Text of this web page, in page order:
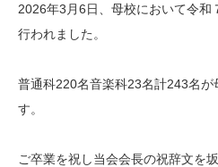
2026年3月6日、母校において令和
行われました。
普通科220名音楽科23名計243名
す。
ご卒業を祝し当会会長の祝辞文を